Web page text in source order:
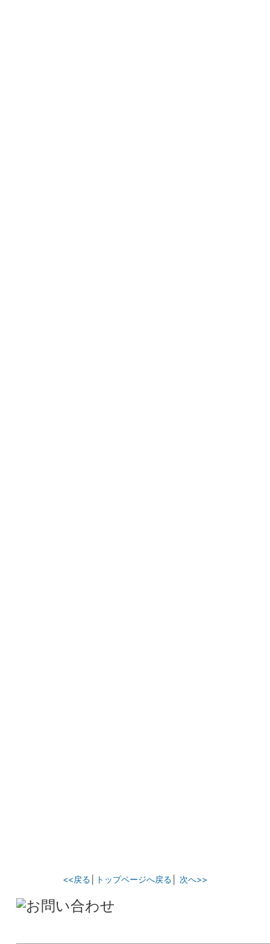
<<戻る トップページへ戻る 次へ>>